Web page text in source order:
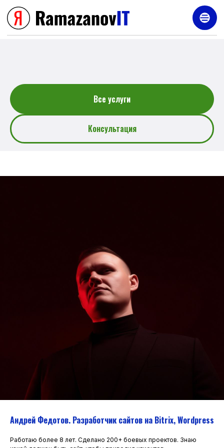
Услуги
Все услуги
Консультация
Андрей Федотов. Разработчик сайтов на Bitrix, Wordpress
Работаю более 8 лет. Сделано 200+ боевых проектов. Знаю